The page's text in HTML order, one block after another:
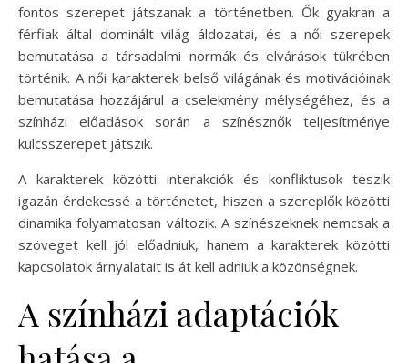
fontos szerepet játszanak a történetben. Ők gyakran a
férfiak által dominált világ áldozatai, és a női szerepek
bemutatása a társadalmi normák és elvárások tükrében
történik. A női karakterek belső világának és motivációinak
bemutatása hozzájárul a cselekmény mélységéhez, és a
színházi előadások során a színésznők teljesítménye
kulcsszerepet játszik.
A karakterek közötti interakciók és konfliktusok teszik
igazán érdekessé a történetet, hiszen a szereplők közötti
dinamika folyamatosan változik. A színészeknek nemcsak a
szöveget kell jól előadniuk, hanem a karakterek közötti
kapcsolatok árnyalatait is át kell adniuk a közönségnek.
A színházi adaptációk